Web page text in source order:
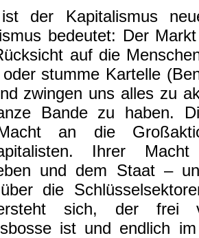
der Kapitalismus
bedeutet: Der
auf die
oder stumme Kartelle
zwingen uns alles zu
Bande zu haben.
an die
Ihrer
und dem Staat –
die
sich, der frei
ist und endlich